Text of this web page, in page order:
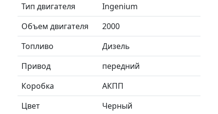
Тип двигателя
Ingenium
Объем двигателя
2000
Топливо
Дизель
Привод
передний
Коробка
АКПП
Цвет
Черный